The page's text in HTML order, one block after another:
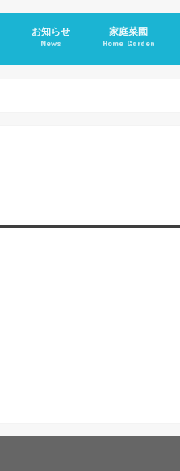
お知らせ
News
家庭菜園
Home Garden